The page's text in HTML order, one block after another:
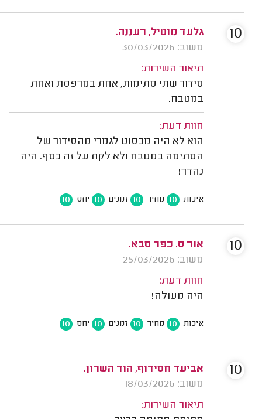
גלעד מוטיל, רעננה.
משוב: 30/03/2026
תיאור השירות:
סידור שתי סתימות, אחת במרפסת ואחת
במטבח.
חוות דעת:
הוא לא היה מבסוט לגמרי מהסידור של
הסתימה במטבח ולא לקח על זה כסף. היה
נהדר!
איכות 10 מחיר 10 זמנים 10 יחס 10
10
אור ס. כפר סבא.
משוב: 25/03/2026
חוות דעת:
היה מעולה!
איכות 10 מחיר 10 זמנים 10 יחס 10
10
אביעד חסידוף, הוד השרון.
משוב: 18/03/2026
תיאור השירות:
10